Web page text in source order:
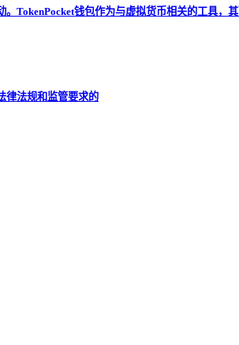
TokenPocket钱包作为与虚拟货币相关的工具，
律法规和监管要求的